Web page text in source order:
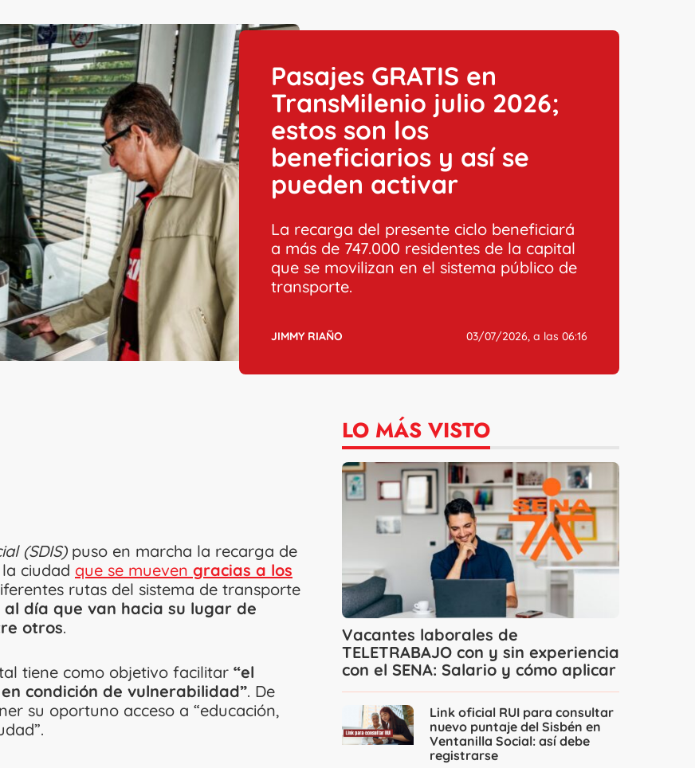
Pasajes GRATIS en
TransMilenio julio 2026;
estos son los
beneficiarios y así se
pueden activar
La recarga del presente ciclo beneficiará
a más de 747.000 residentes de la capital
que se movilizan en el sistema público de
transporte.
JIMMY RIAÑO 03/07/2026, a las 06:16
(SDIS)puso en marcha la recarga de
ciudad que se mueven gracias a los
rutas del sistema de transporte
día que van hacia su lugar de
otros.
tiene como objetivo facilitar “el
condición de vulnerabilidad”. De
su oportuno acceso a “educación,
LO MÁS VISTO
Vacantes laborales de
TELETRABAJO con y sin experiencia
con el SENA: Salario y cómo aplicar
Link oficial RUI para consultar
nuevo puntaje del Sisbén en
Ventanilla Social: así debe
registrarse